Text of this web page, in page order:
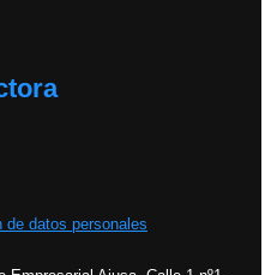
de datos personales